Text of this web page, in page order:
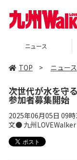
ニュース
TOP > ニュース
次世代が水を守
参加者募集開始
2025年06月05日 09
文● 九州LOVEWalker